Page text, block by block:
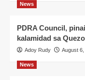
News
PDRA Council,
kalamidad sa
Adoy Rudy August 6,
News